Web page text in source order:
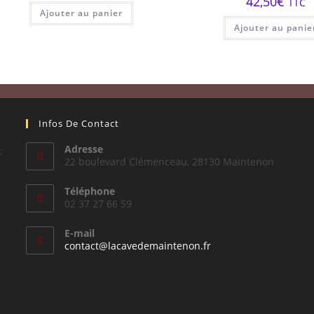
Ajouter au panier
TTC
Ajouter au
Infos De Contact
Adresse
22 boulevard Clémenceau, 28130 Maintenon
Téléphone
02 37 27 66 59
E-mail
contact@lacavedemaintenon.frS’ouvre